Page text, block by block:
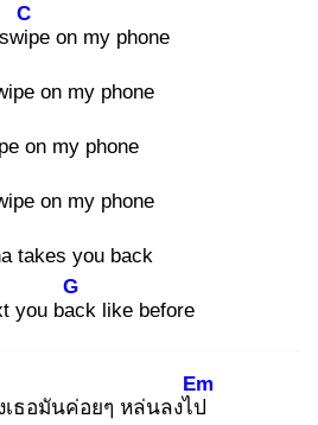
C
e on my phone
on my phone
pe on my phone
on my phone
takes you back
you bac
G
k like before
ธอมันค่อยๆ หล่นลงไป
Em